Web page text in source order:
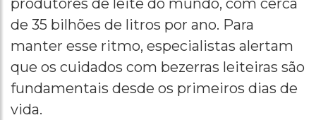
produtores de leite do mundo, com cerca
de 35 bilhões de litros por ano. Para
manter esse ritmo, especialistas alertam
que os cuidados com bezerras leiteiras são
fundamentais desde os primeiros dias de
vida.